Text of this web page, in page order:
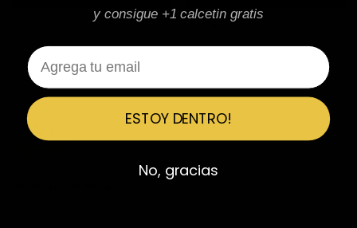
Mostrando los 2 resultados
y consigue +1 calcetin gratis
Email
ESTOY DENTRO!
No, gracias